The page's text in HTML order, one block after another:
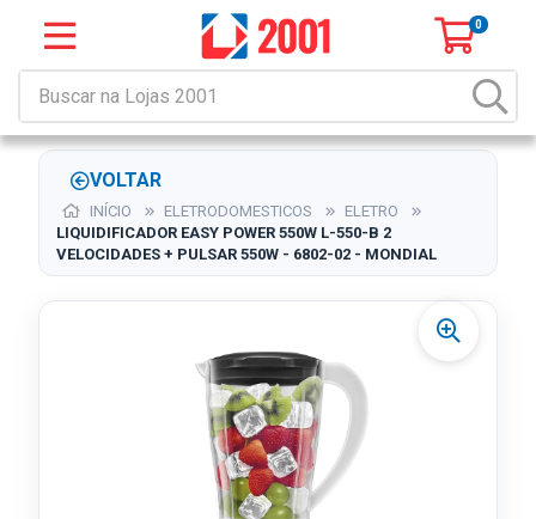
0
VOLTAR
INÍCIO ELETRODOMESTICOS
ELETRO
LIQUIDIFICADOR EASY POWER 550W L-550-B 2
VELOCIDADES + PULSAR 550W - 6802-02 - MONDIAL